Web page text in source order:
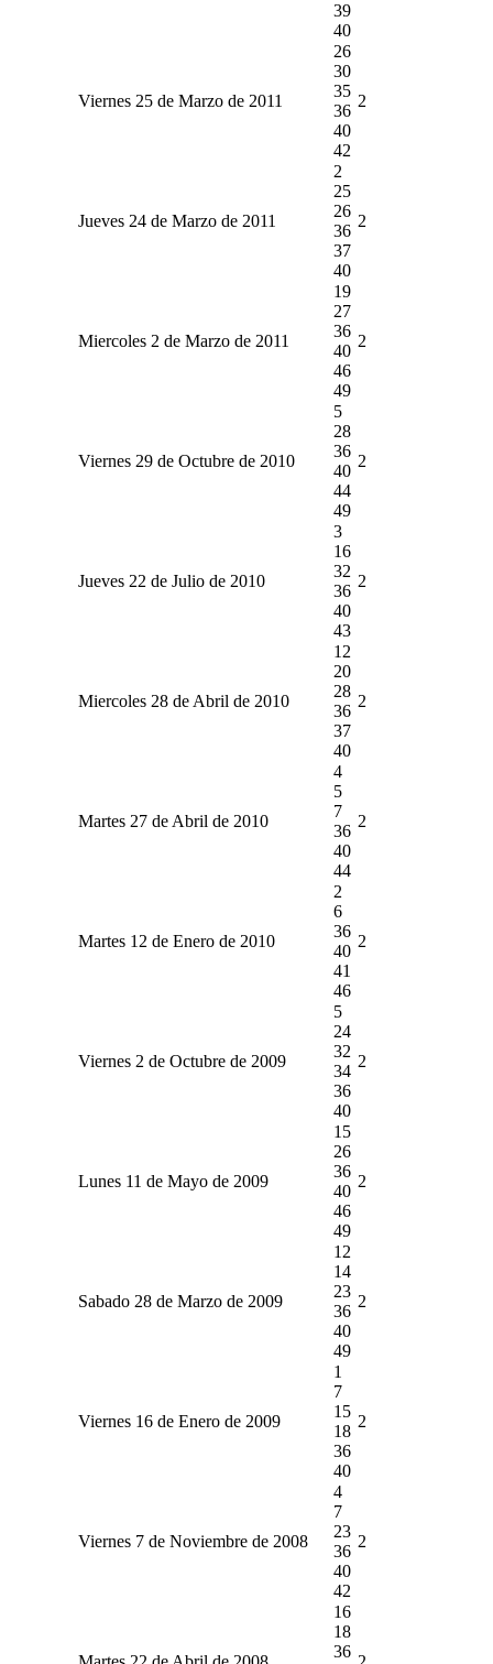
39
40
Viernes 25 de Marzo de 2011
26
30
35
36
40
42
2
Jueves 24 de Marzo de 2011
2
25
26
36
37
40
2
Miercoles 2 de Marzo de 2011
19
27
36
40
46
49
2
Viernes 29 de Octubre de 2010
5
28
36
40
44
49
2
Jueves 22 de Julio de 2010
3
16
32
36
40
43
2
Miercoles 28 de Abril de 2010
12
20
28
36
37
40
2
Martes 27 de Abril de 2010
4
5
7
36
40
44
2
Martes 12 de Enero de 2010
2
6
36
40
41
46
2
Viernes 2 de Octubre de 2009
5
24
32
34
36
40
2
Lunes 11 de Mayo de 2009
15
26
36
40
46
49
2
Sabado 28 de Marzo de 2009
12
14
23
36
40
49
2
Viernes 16 de Enero de 2009
1
7
15
18
36
40
2
Viernes 7 de Noviembre de 2008
4
7
23
36
40
42
2
16
18
36